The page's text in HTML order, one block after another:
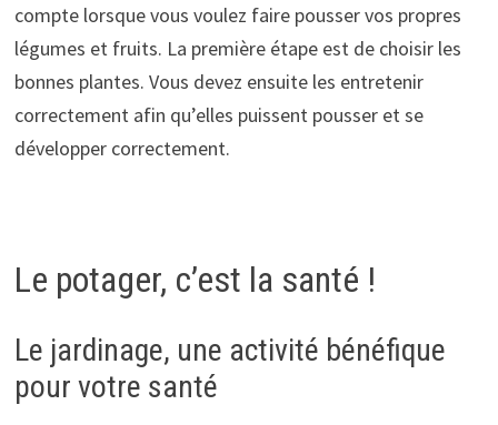
compte lorsque vous voulez faire pousser vos propres
légumes et fruits. La première étape est de choisir les
bonnes plantes. Vous devez ensuite les entretenir
correctement afin qu’elles puissent pousser et se
développer correctement.
Le potager, c’est la santé !
Le jardinage, une activité bénéfique
pour votre santé